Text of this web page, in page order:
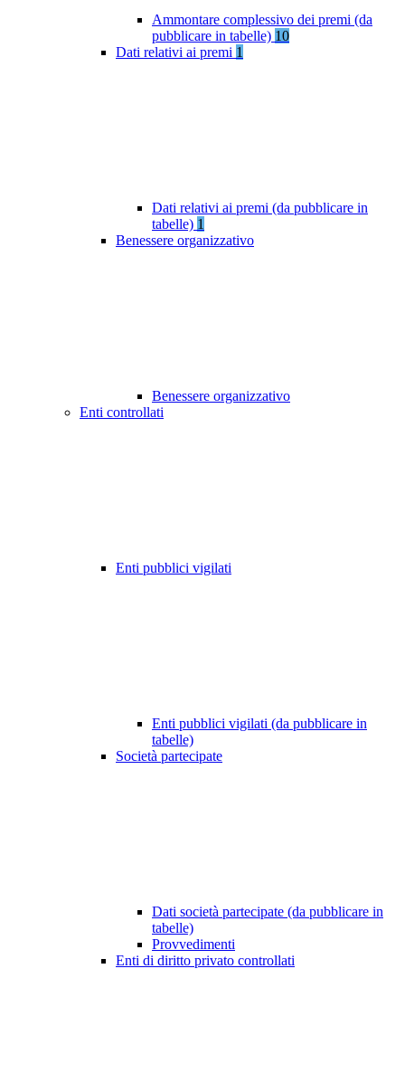
Ammontare complessivo dei premi (da
pubblicare in tabelle) 10
Dati relativi ai premi 1
Dati relativi ai premi (da pubblicare in
tabelle) 1
Benessere organizzativo
Benessere organizzativo
Enti controllati
Enti pubblici vigilati
Enti pubblici vigilati (da pubblicare in
tabelle)
Società partecipate
Dati società partecipate (da pubblicare in
tabelle)
Provvedimenti
Enti di diritto privato controllati